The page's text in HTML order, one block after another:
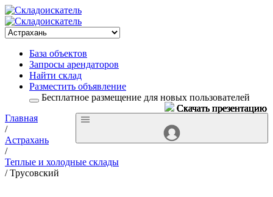
База объектов
Запросы арендаторов
Найти склад
Разместить объявление
Бесплатное размещение для новых пользователей
Главная
/
Астрахань
/
Теплые и холодные склады
/ Трусовский
Скачать презентацию
Скачать презентацию
Скачать презентацию
Скачать презентацию
Скачать презентацию
Скачать презентацию